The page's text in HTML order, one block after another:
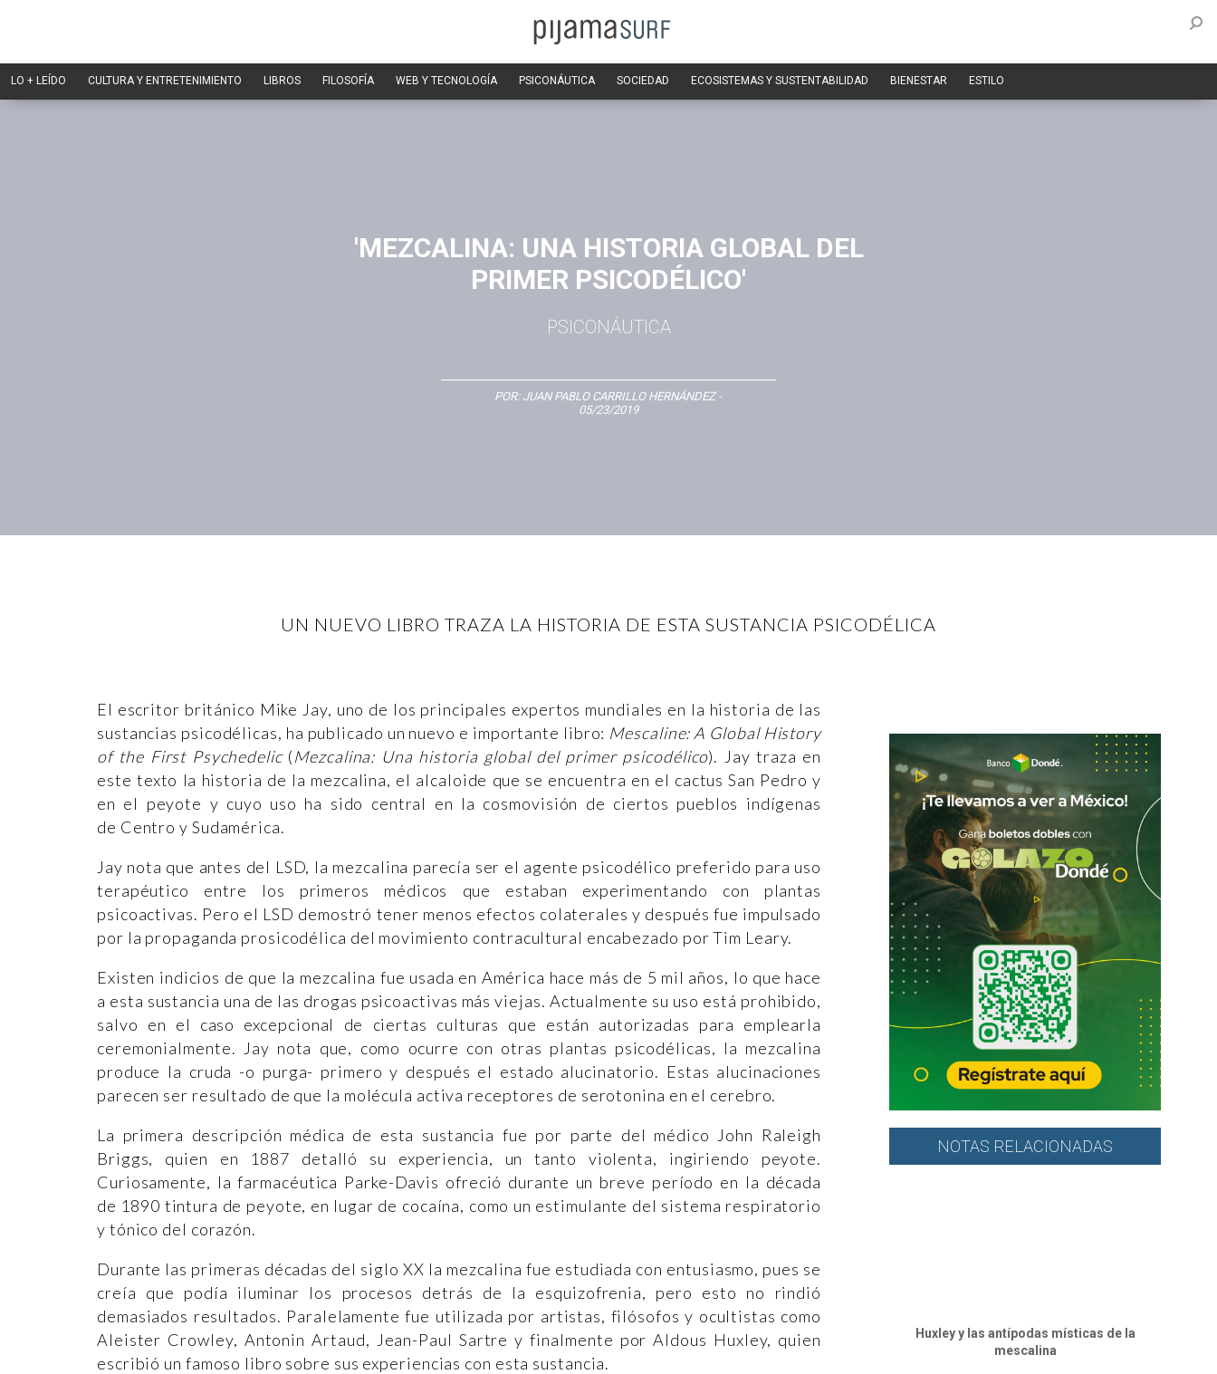
LO + LEÍDO CULTURA Y ENTRETENIMIENTO LIBROS FILOSOFÍA WEB Y TECNOLOGÍA PSICONÁUTICA SOCIEDAD ECOSISTEMAS Y SUSTENTABILIDAD BIENESTAR ESTILO
'MEZCALINA: UNA HISTORIA GLOBAL DEL
PRIMER PSICODÉLICO'
PSICONÁUTICA
POR: JUAN PABLO CARRILLO HERNÁNDEZ-
05/23/2019
UN NUEVO LIBRO TRAZA LA HISTORIA DE ESTA SUSTANCIA PSICODÉLICA
El escritor británico Mike Jay, uno de los principales expertos mundiales en la historia de las
sustancias psicodélicas, ha publicado un nuevo e importante libro: Mescaline: A Global History
of the First Psychedelic(Mezcalina: Una historia global del primer psicodélico). Jay traza en
este texto la historia de la mezcalina, el alcaloide que se encuentra en el cactus San Pedro y
en el peyote y cuyo uso ha sido central en la cosmovisión de ciertos pueblos indígenas
de Centro y Sudamérica.
Jay nota que antes del LSD, la mezcalina parecía ser el agente psicodélico preferido para uso
terapéutico entre los primeros médicos que estaban experimentando con plantas
psicoactivas. Pero el LSD demostró tener menos efectos colaterales y después fue impulsado
por la propaganda prosicodélica del movimiento contracultural encabezado por Tim Leary.
Existen indicios de que la mezcalina fue usada en América hace más de 5 mil años, lo que hace
a esta sustancia una de las drogas psicoactivas más viejas. Actualmente su uso está prohibido,
salvo en el caso excepcional de ciertas culturas que están autorizadas para emplearla
ceremonialmente. Jay nota que, como ocurre con otras plantas psicodélicas, la mezcalina
produce la cruda -o purga- primero y después el estado alucinatorio. Estas alucinaciones
parecen ser resultado de que la molécula activa receptores de serotonina en el cerebro.
La primera descripción médica de esta sustancia fue por parte del médico John Raleigh
Briggs, quien en 1887 detalló su experiencia, un tanto violenta, ingiriendo peyote.
Curiosamente, la farmacéutica Parke-Davis ofreció durante un breve período en la década
de 1890 tintura de peyote, en lugar de cocaína, como un estimulante del sistema respiratorio
y tónico del corazón.
Durante las primeras décadas del siglo XX la mezcalina fue estudiada con entusiasmo, pues se
creía que podía iluminar los procesos detrás de la esquizofrenia, pero esto no rindió
demasiados resultados. Paralelamente fue utilizada por artistas, filósofos y ocultistas como
Aleister Crowley, Antonin Artaud, Jean-Paul Sartre y finalmente por Aldous Huxley, quien
escribió un famoso libro sobre sus experiencias con esta sustancia.
NOTAS RELACIONADAS
Huxley y las antípodas místicas de la
mescalina